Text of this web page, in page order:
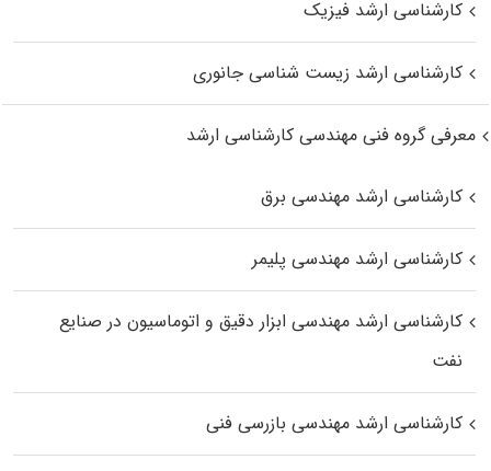
کارشناسی ارشد فیزیک
کارشناسی ارشد زیست‌ شناسی جانوری
معرفی گروه فنی مهندسی کارشناسی ارشد
کارشناسی ارشد مهندسی برق
کارشناسی ارشد مهندسی پلیمر
کارشناسی ارشد مهندسی ابزار دقیق و اتوماسیون در صنایع
نفت
کارشناسی ارشد مهندسی بازرسی فنی